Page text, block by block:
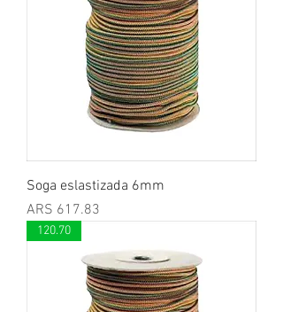
Soga eslastizada 6mm
Price
ARS 617.83
120.70